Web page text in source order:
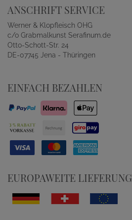
ANSCHRIFT SERVICE
Werner & Klopfleisch OHG
c/o Grabmalkunst Serafinum.de
Otto-Schott-Str. 24
DE-07745 Jena - Thüringen
EINFACH BEZAHLEN
EUROPAWEITE LIEFERUNG